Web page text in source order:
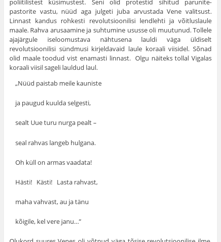
poliitilistest küsimustest. Seni olid protestid sihitud parunite-
pastorite vastu, nüüd aga julgeti juba arvustada Vene valitsust.
Linnast kandus rohkesti revolutsioonilisi lendlehti ja võitluslaule
maale. Rahva arusaamine ja suhtumine ususse oli muutunud. Tollele
ajajärgule iseloomustava nähtusena lauldi väga üldiselt
revolutsioonilisi sündmusi kirjeldavaid laule koraali viisidel. Sõnad
olid maale toodud vist enamasti linnast. Olgu näiteks tollal Vigalas
koraali viisil sageli lauldud laul.
„Nüüd paistab meile kauniste
ja paugud kuulda selgesti,
sealt Uue turu nurga pealt –
seal rahvas langeb hulgana.
Oh küll on armas vaadata!
Hästi! Kästi! Lasta rahvast,
maha vahvast, au ja tänu
kõigile, kel vere janu…”